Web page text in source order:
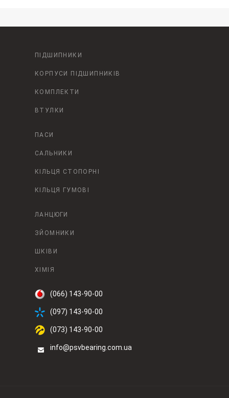
ПІДШИПНИКИ
КОРПУСИ ПІДШИПНИКІВ
КОМПЛЕКТИ
ВТУЛКИ
ПАСИ
САЛЬНИКИ
КІЛЬЦЯ СТОПОРНІ
КІЛЬЦЯ ГУМОВІ
ЛАНЦЮГИ
ЗЙОМНИКИ
ШКІВИ
ХІМІЯ
(066) 143-90-00
(097) 143-90-00
(073) 143-90-00
info@psvbearing.com.ua